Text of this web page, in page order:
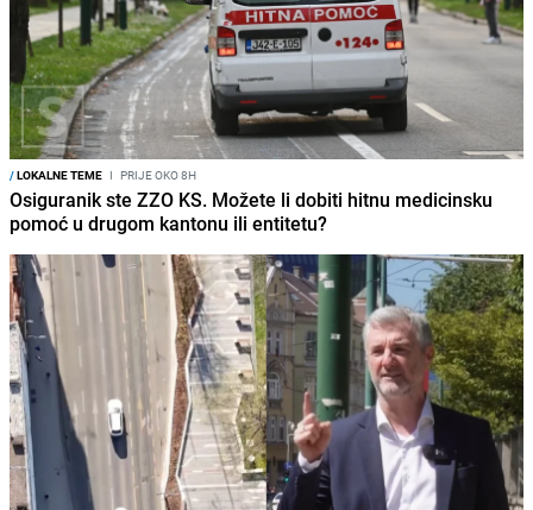
/LOKALNE TEME I PRIJE OKO 8H
Osiguranik ste ZZO KS. Možete li dobiti hitnu medicinsku
pomoć u drugom kantonu ili entitetu?